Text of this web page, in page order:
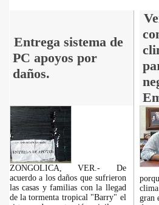
Entrega sistema de
PC apoyos por
daños.
ZONGOLICA, VER.- De
acuerdo a los daños que sufrieron
las casas y familias con la llegad
de la tormenta tropical "Barry" el
gran